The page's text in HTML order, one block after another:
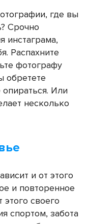
где вы
Срочно
инстаграма,
Распахните
фотографу
обретете
Или
несколько
и от этого
и повторенное
своего
спортом, забота